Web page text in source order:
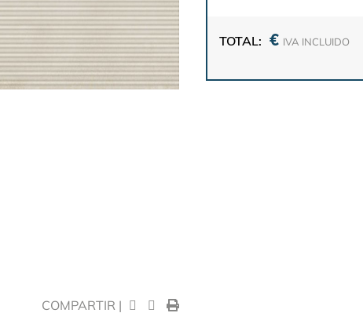
COMPARTIR |
TOTAL: € IVA INCLUIDO